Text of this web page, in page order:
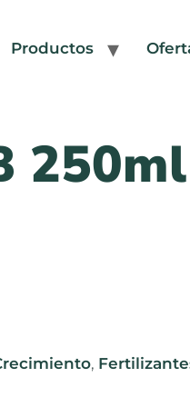
Productos
250ml
,